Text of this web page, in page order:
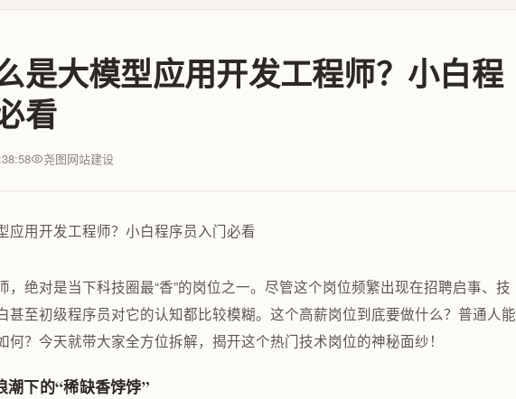
是大模型应用开发工程师？小白程
看
尧图网站建设
，绝对是当下科技圈最“香”的岗位之一。尽管这个岗位频繁出现在招聘启事、技
甚至初级程序员对它的认知都比较模糊。这个高薪岗位到底要做什么？普通人能
何？今天就带大家全方位拆解，揭开这个热门技术岗位的神秘面纱！
下的“稀缺香饽饽”